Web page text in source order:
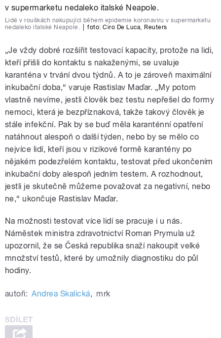
Lidé v rouškách nakupující během epidemie koronaviru v supermarketu
nedaleko italské Neapole.
foto:Ciro De Luca ,Reuters
„Je vždy dobré rozšířit testovací kapacity, protože na lidi,
kteří přišli do kontaktu s nakaženými, se uvaluje
karanténa v trvání dvou týdnů. A to je zároveň maximální
inkubační doba,“ varuje Rastislav Maďar. „My potom
vlastně nevíme, jestli člověk bez testu nepřešel do formy
nemoci, která je bezpříznaková, takže takový člověk je
stále infekční. Pak by se buď měla karanténní opatření
natáhnout alespoň o další týden, nebo by se mělo co
nejvíce lidí, kteří jsou v rizikové formě karantény po
nějakém podezřelém kontaktu, testovat před ukončením
inkubační doby alespoň jedním testem. A rozhodnout,
jestli je skutečně můžeme považovat za negativní, nebo
ne,“ ukončuje Rastislav Maďar.
Na možnosti testovat více lidí se pracuje i u nás.
Náměstek ministra zdravotnictví Roman Prymula už
upozornil, že se Česká republika snaží nakoupit velké
množství testů, které by umožnily diagnostiku do půl
hodiny.
autoři: Andrea Skalická, mrk